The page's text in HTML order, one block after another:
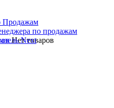
Нет товаров
Продажам
по продажам
Next